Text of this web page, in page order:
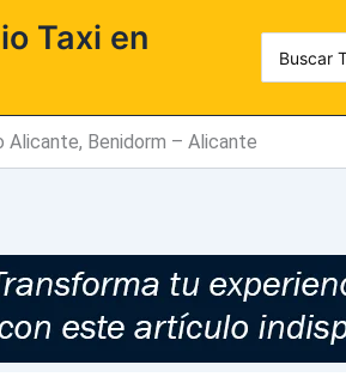
Taxi en
for:
Alicante, Benidorm – Alicante